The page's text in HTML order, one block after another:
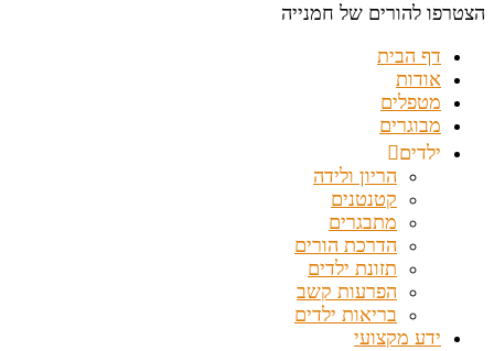
הצטרפו להורים של חמנייה
דף הבית
אודות
מטפלים
מבוגרים
ילדים
הריון ולידה
קטנטנים
מתבגרים
הדרכת הורים
תזונת ילדים
הפרעות קשב
בריאות ילדים
ידע מקצועי